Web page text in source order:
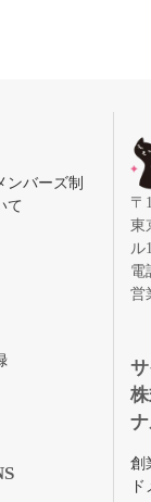
ンバーズ制
て
〒
東
ル
電
営
創